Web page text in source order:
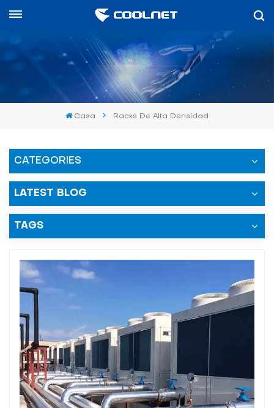
Casa Racks De Alta Densidad
CATEGORIES
LATEST BLOG
TAGS